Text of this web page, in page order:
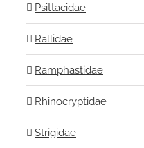
Psittacidae
Rallidae
Ramphastidae
Rhinocryptidae
Strigidae